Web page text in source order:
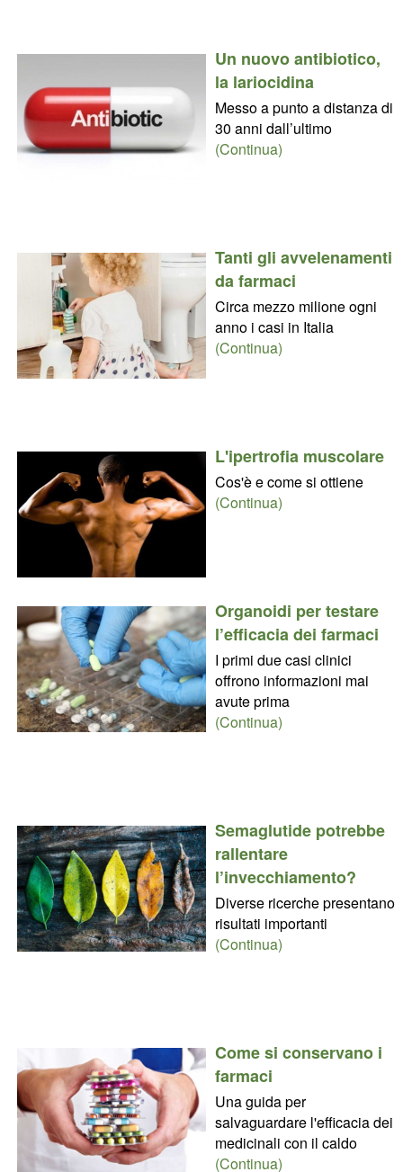
Un nuovo antibiotico,
la lariocidina
Messo a punto a distanza di
30 anni dall’ultimo
(Continua)
Tanti gli avvelenamenti
da farmaci
Circa mezzo milione ogni
anno i casi in Italia
(Continua)
L'ipertrofia muscolare
Cos'è e come si ottiene
(Continua)
Organoidi per testare
l’efficacia dei farmaci
I primi due casi clinici
offrono informazioni mai
avute prima
(Continua)
Semaglutide potrebbe
rallentare
l’invecchiamento?
Diverse ricerche presentano
risultati importanti
(Continua)
Come si conservano i
farmaci
Una guida per
salvaguardare l'efficacia dei
medicinali con il caldo
(Continua)